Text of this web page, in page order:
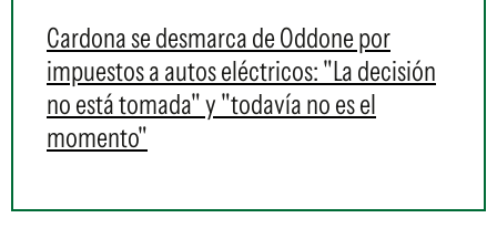
Cardona se desmarca de Oddone por
impuestos a autos eléctricos: "La decisión
no está tomada" y "todavía no es el
momento"